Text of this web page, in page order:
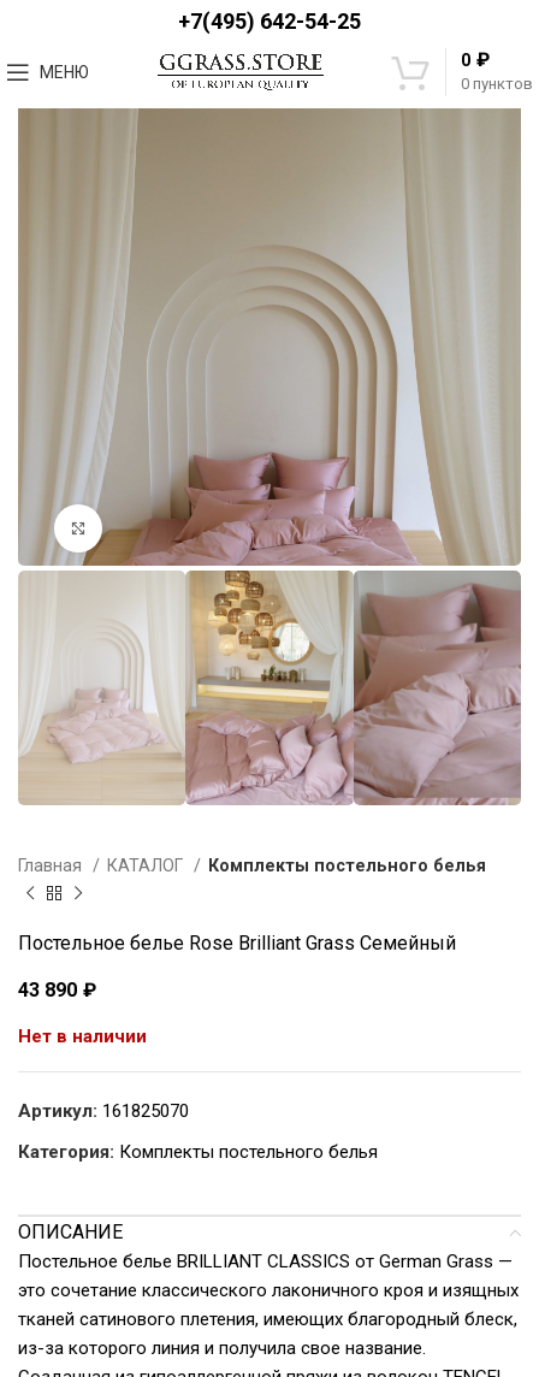
+7(495) 642-54-25
МЕНЮ
0 пунктов
0 ₽
Увеличить
Главная КАТАЛОГ Комплекты постельного белья
Постельное белье Rose Brilliant Grass Семейный
43 890 ₽
Нет в наличии
Артикул: 161825070
Категория: Комплекты постельного белья
ОПИСАНИЕ
Постельное белье BRILLIANT CLASSICS от German Grass —
это сочетание классического лаконичного кроя и изящных
тканей сатинового плетения, имеющих благородный блеск,
из-за которого линия и получила свое название.